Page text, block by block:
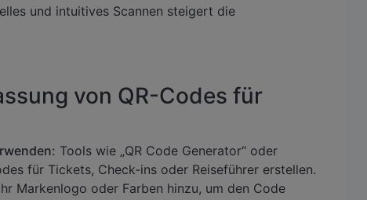
und intuitives Scannen steigert die
von QR-Codes für
Tools wie „QR Code Generator“ oder
für Tickets, Check-ins oder Reiseführer erstellen.
Markenlogo oder Farben hinzu, um den Code